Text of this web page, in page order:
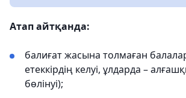
Атап айтқанда:
балиғат жасына толмаған
етеккірдің келуі, ұлдарда –
бөлінуі);